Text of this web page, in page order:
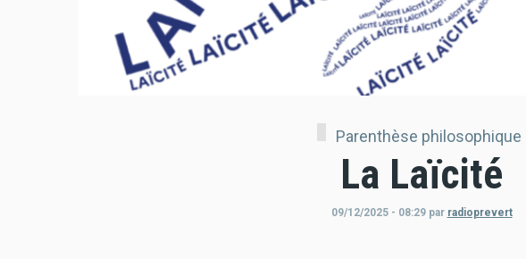
Parenthèse philosophique
La Laïcité
09/12/2025 - 08:29 par radioprevert